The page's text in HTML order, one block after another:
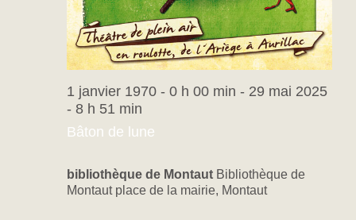
Bâton de lune
1 janvier 1970 - 0 h 00 min - 29 mai 2025
- 8 h 51 min
bibliothèque de Montaut Bibliothèque de
Montaut place de la mairie, Montaut